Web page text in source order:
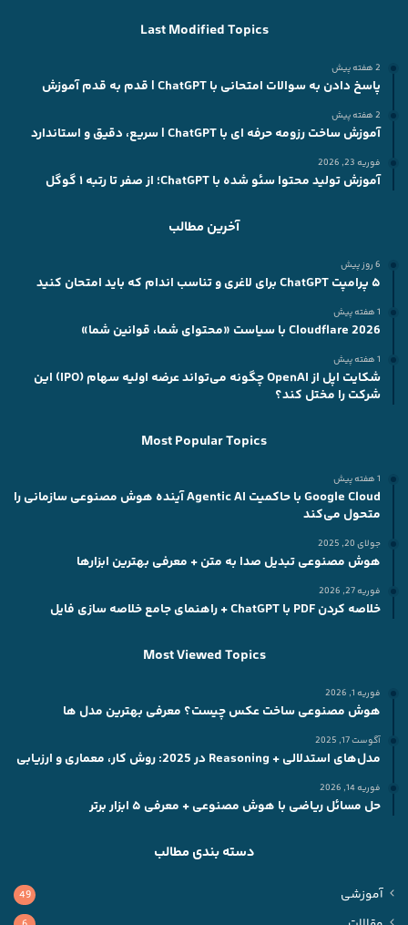
Last Modified Topics
2 هفته پیش
پاسخ دادن به سوالات امتحانی با ChatGPT | قدم به قدم آموزش
2 هفته پیش
آموزش ساخت رزومه حرفه ای با ChatGPT | سریع، دقیق و استاندارد
فوریه 23, 2026
آموزش تولید محتوا سئو شده با ChatGPT؛ از صفر تا رتبه ۱ گوگل
آخرین مطالب
6 روز پیش
۵ پرامپت ChatGPT برای لاغری و تناسب اندام که باید امتحان کنید
1 هفته پیش
2026 Cloudflare با سیاست «محتوای شما، قوانین شما»
1 هفته پیش
شکایت اپل از OpenAI چگونه می‌تواند عرضه اولیه سهام (IPO) این
شرکت را مختل کند؟
Most Popular Topics
1 هفته پیش
Google Cloud با حاکمیت Agentic AI آینده هوش مصنوعی سازمانی را
متحول می‌کند
جولای 20, 2025
هوش مصنوعی تبدیل صدا به متن + معرفی بهترین ابزارها
فوریه 27, 2026
خلاصه کردن PDF با ChatGPT + راهنمای جامع خلاصه سازی فایل
Most Viewed Topics
فوریه 1, 2026
هوش مصنوعی ساخت عکس چیست؟ معرفی بهترین مدل ها
آگوست 17, 2025
مدل‌های استدلالی + Reasoning در 2025: روش کار، معماری و ارزیابی
فوریه 14, 2026
حل مسائل ریاضی با هوش مصنوعی + معرفی ۵ ابزار برتر
دسته بندی مطالب
آموزشی 49